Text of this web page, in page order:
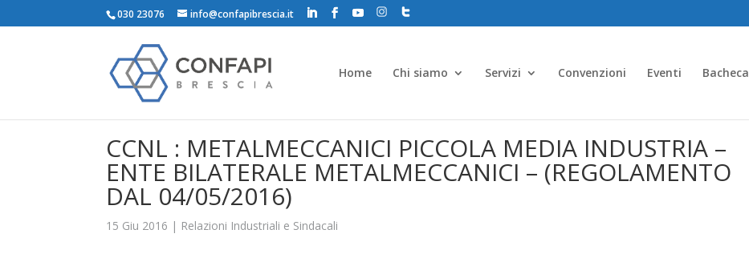
030 23076 info@confapibrescia.it
Home Chi siamo Servizi Convenzioni Eventi Bacheca
CCNL : METALMECCANICI PICCOLA MEDIA INDUSTRIA –
ENTE BILATERALE METALMECCANICI – (REGOLAMENTO
DAL 04/05/2016)
15 Giu 2016 | Relazioni Industriali e Sindacali